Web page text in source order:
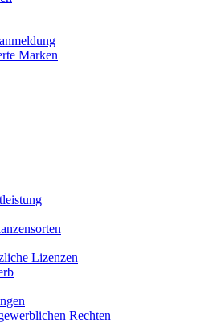
Marken
Lizenzen
Rechten